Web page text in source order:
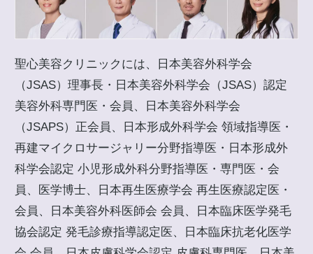
聖心美容クリニックには、日本美容外科学会
（JSAS）理事長・日本美容外科学会（JSAS）認定
美容外科専門医・会員、日本美容外科学会
（JSAPS）正会員、日本形成外科学会 領域指導医・
再建マイクロサージャリー分野指導医・日本形成外
科学会認定 小児形成外科分野指導医・専門医・会
員、医学博士、日本再生医療学会 再生医療認定医・
会員、日本美容外科医師会 会員、日本臨床医学発毛
協会認定 発毛診療指導認定医、日本臨床抗老化医学